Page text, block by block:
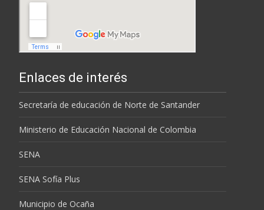
Enlaces de interés
Secretaría de educación de Norte de Santander
Ministerio de Educación Nacional de Colombia
SENA
SENA Sofía Plus
Municipio de Ocaña